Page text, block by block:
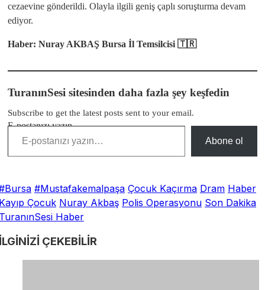
cezaevine gönderildi. Olayla ilgili geniş çaplı soruşturma devam
ediyor.
Haber: Nuray AKBAŞ Bursa İl Temsilcisi 🇹🇷
TuranınSesi sitesinden daha fazla şey keşfedin
Subscribe to get the latest posts sent to your email.
E-postanızı yazın…
Abone ol
#Mustafakemalpaşa Çocuk Kaçırma Dram Haber
Çocuk Nuray Akbaş Polis Operasyonu Son Dakika
Haber
ÇEKEBİLİR